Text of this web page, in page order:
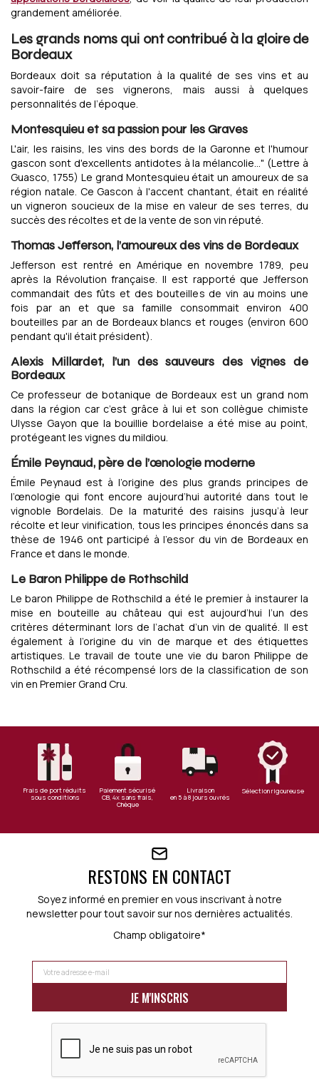
grandement améliorée.
Les grands noms qui ont contribué à la gloire de
Bordeaux
Bordeaux doit sa réputation à la qualité de ses vins et au
savoir-faire de ses vignerons, mais aussi à quelques
personnalités de l’époque.
Montesquieu et sa passion pour les Graves
L'air, les raisins, les vins des bords de la Garonne et l'humour
gascon sont d'excellents antidotes à la mélancolie..." (Lettre à
Guasco, 1755) Le grand Montesquieu était un amoureux de sa
région natale. Ce Gascon à l'accent chantant, était en réalité
un vigneron soucieux de la mise en valeur de ses terres, du
succès des récoltes et de la vente de son vin réputé.
Thomas Jefferson, l’amoureux des vins de Bordeaux
Jefferson est rentré en Amérique en novembre 1789, peu
après la Révolution française. Il est rapporté que Jefferson
commandait des fûts et des bouteilles de vin au moins une
fois par an et que sa famille consommait environ 400
bouteilles par an de Bordeaux blancs et rouges (environ 600
pendant qu'il était président).
Alexis Millardet, l’un des sauveurs des vignes de
Bordeaux
Ce professeur de botanique de Bordeaux est un grand nom
dans la région car c’est grâce à lui et son collègue chimiste
Ulysse Gayon que la bouillie bordelaise a été mise au point,
protégeant les vignes du mildiou.
Émile Peynaud, père de l’œnologie moderne
Émile Peynaud est à l’origine des plus grands principes de
l’œnologie qui font encore aujourd’hui autorité dans tout le
vignoble Bordelais. De la maturité des raisins jusqu’à leur
récolte et leur vinification, tous les principes énoncés dans sa
thèse de 1946 ont participé à l’essor du vin de Bordeaux en
France et dans le monde.
Le Baron Philippe de Rothschild
Le baron Philippe de Rothschild a été le premier à instaurer la
mise en bouteille au château qui est aujourd’hui l’un des
critères déterminant lors de l’achat d’un vin de qualité. Il est
également à l’origine du vin de marque et des étiquettes
artistiques. Le travail de toute une vie du baron Philippe de
Rothschild a été récompensé lors de la classification de son
vin en Premier Grand Cru.
Frais de port réduits
sous conditions
Paiement sécurisé
CB, 4x sans frais,
Chèque
Livraison
en 5 à 8 jours ouvrés
Sélection rigoureuse
RESTONS EN CONTACT
Soyez informé en premier en vous inscrivant à notre
newsletter pour tout savoir sur nos dernières actualités.
Champ obligatoire*